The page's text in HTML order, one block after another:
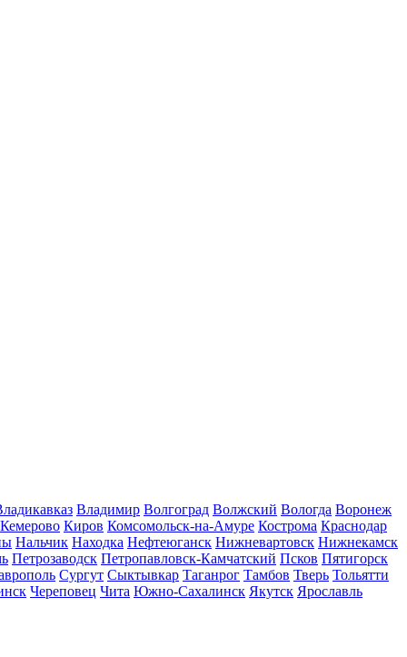
Владимир Волгоград Волжский Вологда Воронеж
Кемерово Киров Комсомольск-на-Амуре Кострома Краснодар
Нальчик Находка Нефтеюганск Нижневартовск Нижнекамск
Петрозаводск Петропавловск-Камчатский Псков Пятигорск
Сургут Сыктывкар Таганрог Тамбов Тверь Тольятти
Череповец Чита Южно-Сахалинск Якутск Ярославль